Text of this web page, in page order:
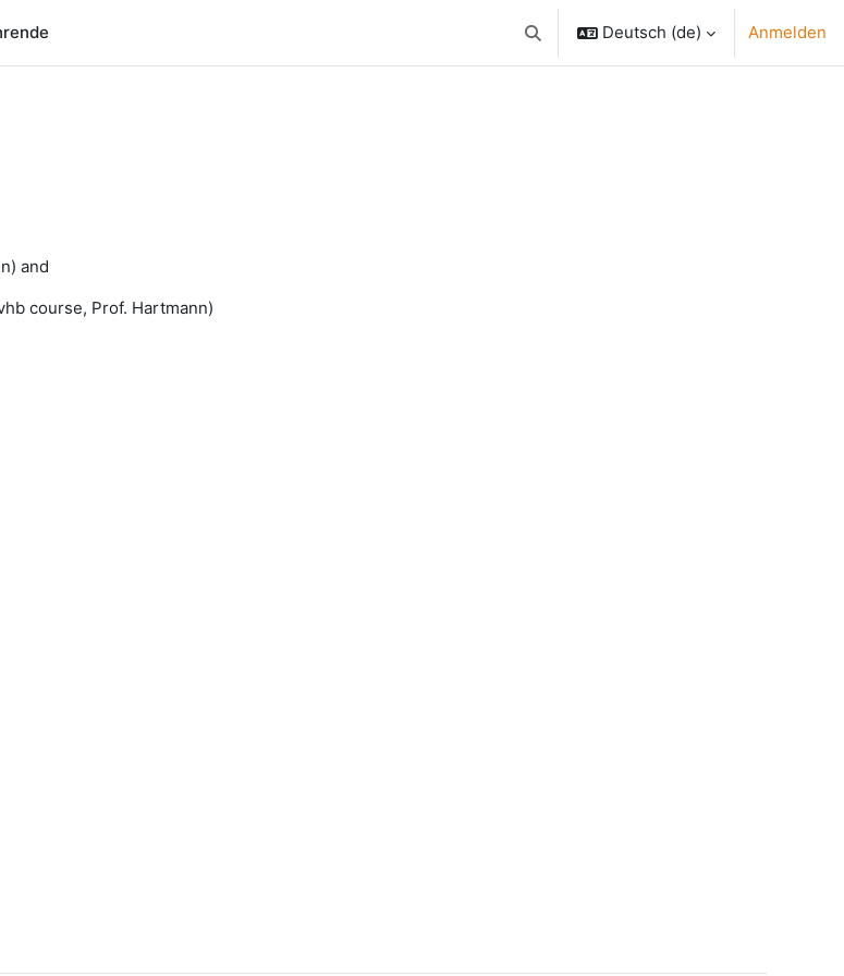
Sucheingabe umschalten
Deutsch ‎(de)‎ Anmelden
and
course, Prof. Hartmann)